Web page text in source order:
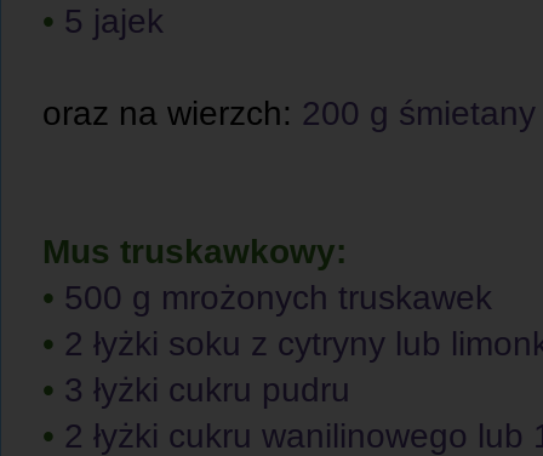
• 5 jajek
oraz na wierzch: 200 g
Mus truskawkowy:
• 500 g mrożonych truskawek
• 2 łyżki soku z cytryny lub
• 3 łyżki cukru pudru
• 2 łyżki cukru wanilinowego lub